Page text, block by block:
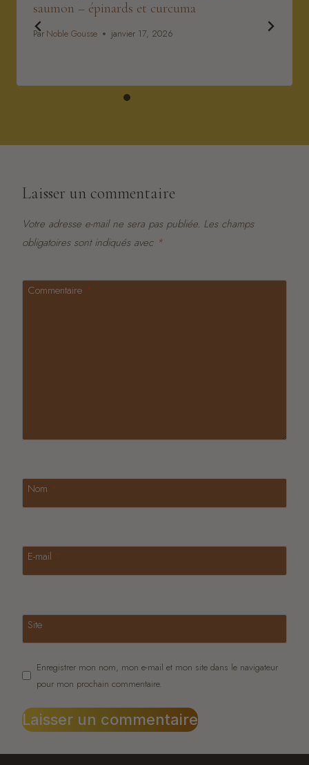
saumon – épinards et curcuma
Par Noble Gousse janvier 17, 2026
Laisser un commentaire
Votre adresse e-mail ne sera pas publiée. Les champs
obligatoires sont indiqués avec *
Commentaire
Nom
E-mail
Site
Enregistrer mon nom, mon e-mail et mon site dans le navigateur
pour mon prochain commentaire.